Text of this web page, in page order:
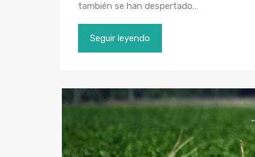
también se han despertado…
Seguir leyendo